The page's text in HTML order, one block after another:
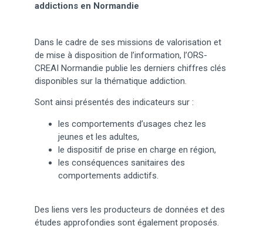
addictions en Normandie
Dans le cadre de ses missions de valorisation et
de mise à disposition de l’information, l’ORS-
CREAI Normandie publie les derniers chiffres clés
disponibles sur la thématique addiction.
Sont ainsi présentés des indicateurs sur :
les comportements d’usages chez les
jeunes et les adultes,
le dispositif de prise en charge en région,
les conséquences sanitaires des
comportements addictifs.
Des liens vers les producteurs de données et des
études approfondies sont également proposés.